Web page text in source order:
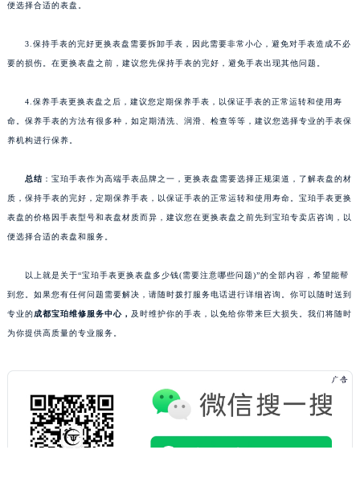
便选择合适的表盘。
3.保持手表的完好更换表盘需要拆卸手表，因此需要非常小心，避免对手表造成不必
要的损伤。在更换表盘之前，建议您先保持手表的完好，避免手表出现其他问题。
4.保养手表更换表盘之后，建议您定期保养手表，以保证手表的正常运转和使用寿
命。保养手表的方法有很多种，如定期清洗、润滑、检查等等，建议您选择专业的手表保
养机构进行保养。
总结 ：宝珀手表作为高端手表品牌之一，更换表盘需要选择正规渠道，了解表盘的材
质，保持手表的完好，定期保养手表，以保证手表的正常运转和使用寿命。宝珀手表更换
表盘的价格因手表型号和表盘材质而异，建议您在更换表盘之前先到宝珀专卖店咨询，以
便选择合适的表盘和服务。
以上就是关于“宝珀手表更换表盘多少钱(需要注意哪些问题)”的全部内容，希望能帮
到您。如果您有任何问题需要解决，请随时拨打服务电话进行详细咨询。你可以随时送到
专业的成都宝珀维修服务中心， 及时维护你的手表，以免给你带来巨大损失。我们将随时
为你提供高质量的专业服务。